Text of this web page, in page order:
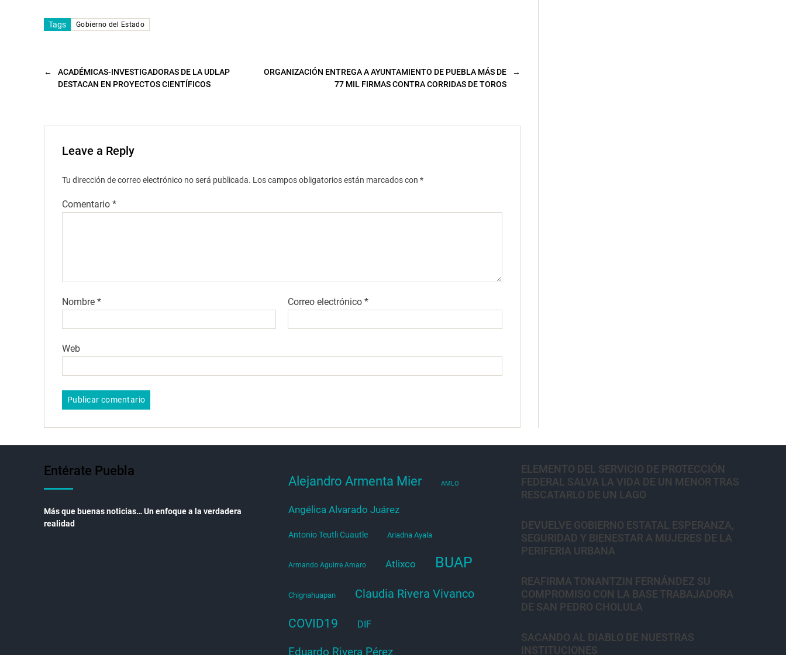
t
a
n
v
a
)
Tags Gobierno del Estado
←
ACADÉMICAS-INVESTIGADORAS DE LA UDLAP
DESTACAN EN PROYECTOS CIENTÍFICOS
→
ORGANIZACIÓN ENTREGA A AYUNTAMIENTO DE PUEBLA MÁS DE
77 MIL FIRMAS CONTRA CORRIDAS DE TOROS
Leave a Reply
Tu dirección de correo electrónico no será publicada. Los campos obligatorios están marcados con *
Comentario *
Nombre * Correo electrónico*
Web
Entérate Puebla
Más que buenas noticias… Un enfoque a la verdadera
realidad
Alejandro Armenta Mier AMLO
Angélica Alvarado Juárez
Antonio Teutli Cuautle Ariadna Ayala
Armando Aguirre Amaro Atlixco BUAP
Chignahuapan Claudia Rivera Vivanco
COVID19 DIF
Eduardo Rivera Pérez
ELEMENTO DEL SERVICIO DE PROTECCIÓN
FEDERAL SALVA LA VIDA DE UN MENOR TRAS
RESCATARLO DE UN LAGO
DEVUELVE GOBIERNO ESTATAL ESPERANZA,
SEGURIDAD Y BIENESTAR A MUJERES DE LA
PERIFERIA URBANA
REAFIRMA TONANTZIN FERNÁNDEZ SU
COMPROMISO CON LA BASE TRABAJADORA
DE SAN PEDRO CHOLULA
SACANDO AL DIABLO DE NUESTRAS
INSTITUCIONES